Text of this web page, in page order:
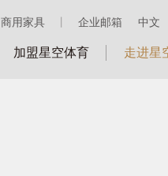
中文
商用家具 企业邮箱
加盟星空体育 走进星